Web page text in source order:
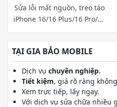
Sửa lỗi mất nguồn, treo táo
iPhone 16/16 Plus/16 Pro/16
Pro Max
TẠI GIA BẢO MOBILE
Dịch vụ chuyên nghiệp.
Tiết kiệm, giá rõ ràng
Xem trực tiếp, lấy ngay.
Với dịch vụ sửa chữa nhiều